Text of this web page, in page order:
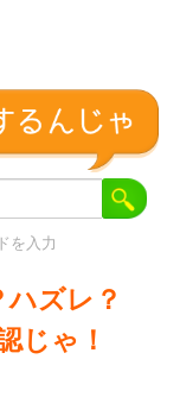
を入力
ズレ？
じゃ！